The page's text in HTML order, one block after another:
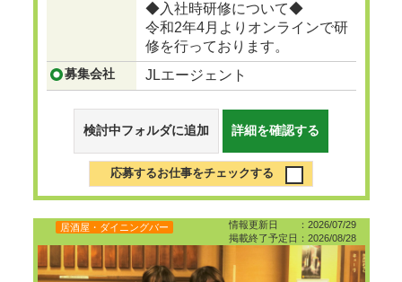
◆入社時研修について◆
令和2年4月よりオンラインで研
修を行っております。
募集会社 JLエージェント
検討中フォルダに追加 詳細を確認する
応募するお仕事をチェックする
情報更新日 ：2026/07/29
掲載終了予定日：2026/08/28
居酒屋・ダイニングバー